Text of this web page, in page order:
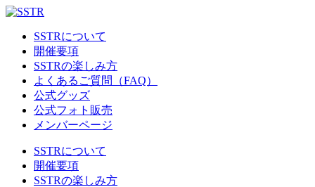
SSTRについて
開催要項
SSTRの楽しみ方
よくあるご質問（FAQ）
公式グッズ
公式フォト販売
メンバーページ
SSTRについて
開催要項
SSTRの楽しみ方